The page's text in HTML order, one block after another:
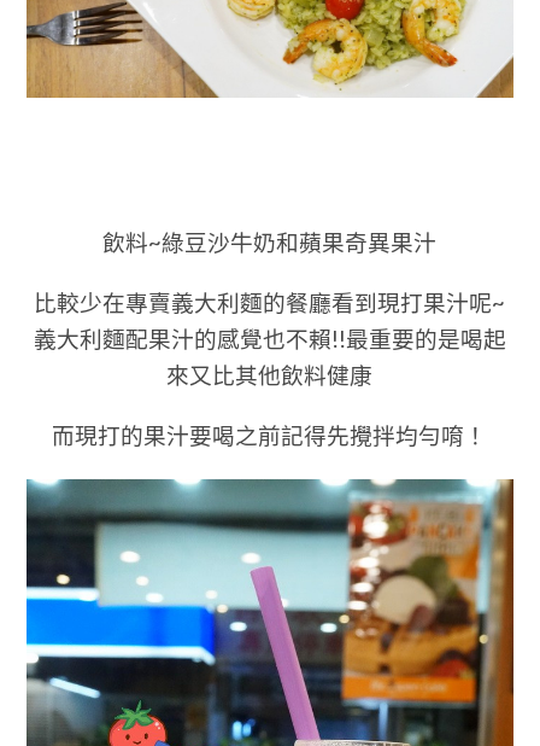
飲料~綠豆沙牛奶和蘋果奇異果汁
比較少在專賣義大利麵的餐廳看到現打果汁呢~
義大利麵配果汁的感覺也不賴!!最重要的是喝起
來又比其他飲料健康
而現打的果汁要喝之前記得先攪拌均勻唷！